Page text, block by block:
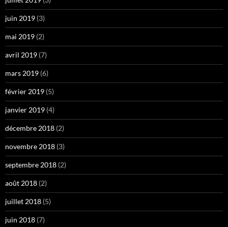
juin 2019 (3)
mai 2019 (2)
avril 2019 (7)
mars 2019 (6)
février 2019 (5)
janvier 2019 (4)
décembre 2018 (2)
novembre 2018 (3)
septembre 2018 (2)
août 2018 (2)
juillet 2018 (5)
juin 2018 (7)